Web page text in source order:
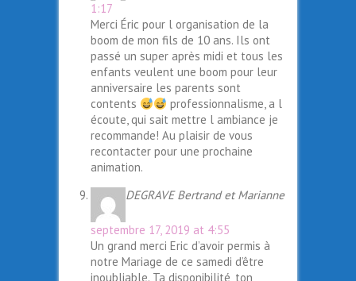
1:17
Merci Éric pour l organisation de la
boom de mon fils de 10 ans. Ils ont
passé un super après midi et tous les
enfants veulent une boom pour leur
anniversaire les parents sont
contents
professionnalisme, a l
écoute, qui sait mettre l ambiance je
recommande! Au plaisir de vous
recontacter pour une prochaine
animation.
DEGRAVE Bertrand et Marianne
septembre 17, 2019 at 4:55
Un grand merci Eric d’avoir permis à
notre Mariage de ce samedi d’être
inoubliable. Ta disponibilité, ton